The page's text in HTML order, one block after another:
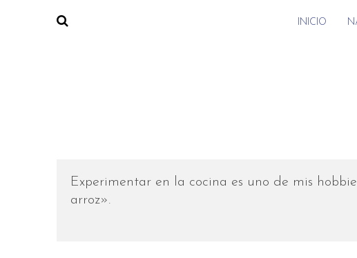
INICIO
Experimentar en la cocina es uno de mis
arroz».